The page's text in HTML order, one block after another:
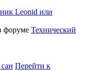
Leonid или
форуме Технический
Перейти к